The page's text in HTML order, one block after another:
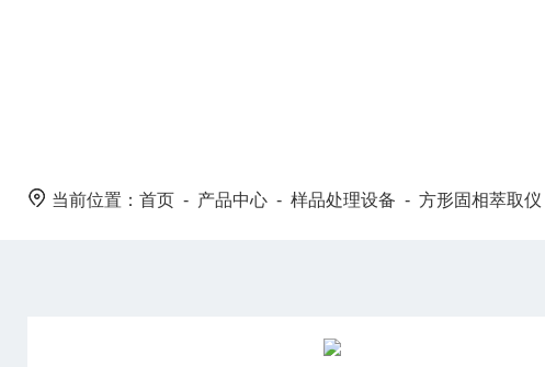
当前位置： 首页 - 产品中心 - 样品处理设备 - 方形固相萃取仪